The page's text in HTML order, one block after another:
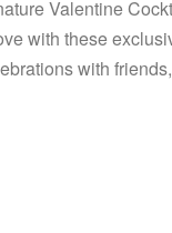
Valentine
with these
with